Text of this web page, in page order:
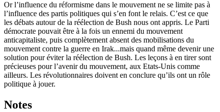
Or l’influence du réformisme dans le mouvement ne se limite pas à
l’influence des partis politiques qui s’en font le relais. C’est ce que
les débats autour de la réélection de Bush nous ont appris. Le Parti
démocrate pouvait être à la fois un ennemi du mouvement
anticapitaliste, puis complètement absent des mobilisations du
mouvement contre la guerre en Irak...mais quand même devenir une
solution pour éviter la réélection de Bush. Les leçons à en tirer sont
précieuses pour l’avenir du mouvement, aux Etats-Unis comme
ailleurs. Les révolutionnaires doivent en conclure qu’ils ont un rôle
politique à jouer.
Notes